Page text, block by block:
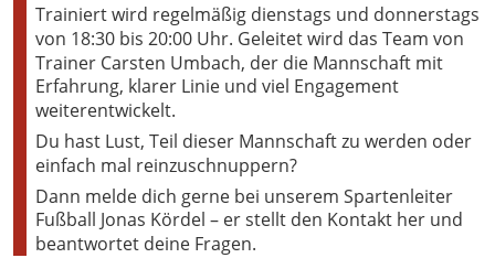
Trainiert wird regelmäßig dienstags und donnerstags
von 18:30 bis 20:00 Uhr. Geleitet wird das Team von
Trainer Carsten Umbach, der die Mannschaft mit
Erfahrung, klarer Linie und viel Engagement
weiterentwickelt.
Du hast Lust, Teil dieser Mannschaft zu werden oder
einfach mal reinzuschnuppern?
Dann melde dich gerne bei unserem Spartenleiter
Fußball Jonas Kördel – er stellt den Kontakt her und
beantwortet deine Fragen.